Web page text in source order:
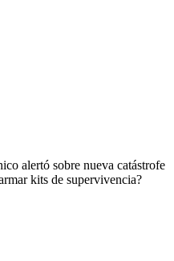
alertó sobre nueva catástrofe
kits de supervivencia?